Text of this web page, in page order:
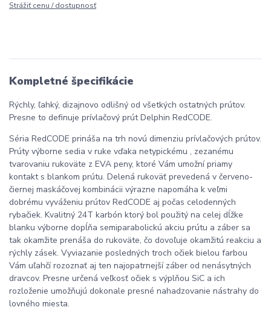
Strážiť cenu / dostupnosť
Kompletné špecifikácie
Rýchly, ľahký, dizajnovo odlišný od všetkých ostatných prútov.
Presne to definuje prívlačový prút Delphin RedCODE.
Séria RedCODE prináša na trh novú dimenziu prívlačových prútov.
Prúty výborne sedia v ruke vďaka netypickému , zezanému
tvarovaniu rukoväte z EVA peny, ktoré Vám umožní priamy
kontakt s blankom prútu. Delená rukoväť prevedená v červeno-
čiernej maskáčovej kombinácii výrazne napomáha k veľmi
dobrému vyváženiu prútov RedCODE aj počas celodenných
rybačiek. Kvalitný 24T karbón ktorý bol použitý na celej dĺžke
blanku výborne dopĺňa semiparabolickú akciu prútu a záber sa
tak okamžite prenáša do rukoväte, čo dovoľuje okamžitú reakciu a
rýchly zásek. Vyviazanie posledných troch očiek bielou farbou
Vám uľahčí rozoznať aj ten najopatrnejší záber od nenásytných
dravcov. Presne určená veľkosť očiek s výplňou SiC a ich
rozloženie umožňujú dokonale presné nahadzovanie nástrahy do
lovného miesta.